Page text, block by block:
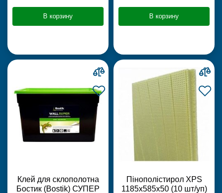
В корзину В корзину
Клей для склополотна
Бостик (Bostik) СУПЕР
Пінополістирол XPS
1185х585х50 (10 шт/уп)